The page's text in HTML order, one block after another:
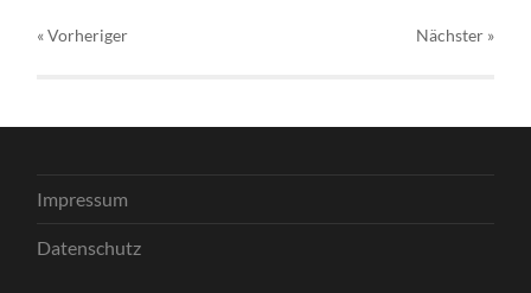
« Vorheriger Nächster »
Impressum
Datenschutz